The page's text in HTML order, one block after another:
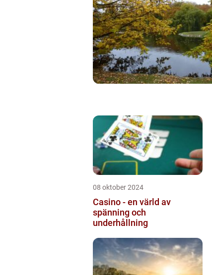
08 oktober 2024
Casino - en värld av
spänning och
underhållning